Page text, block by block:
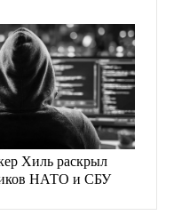
Хиль раскрыл
НАТО и СБУ